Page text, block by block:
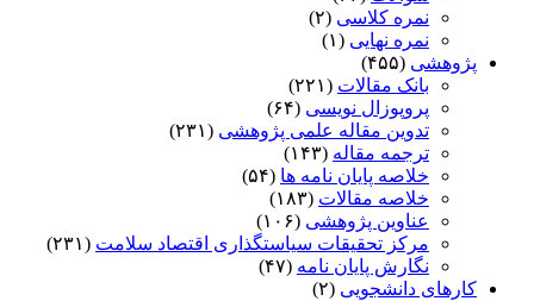
نمره کلاسی (۲)
نمره نهایی (۱)
پژوهشی (۴۵۵)
بانک مقالات (۲۲۱)
پروپوزال نویسی (۶۴)
تدوین مقاله علمی پژوهشی (۲۳۱)
ترجمه مقاله (۱۴۳)
خلاصه پایان نامه ها (۵۴)
خلاصه مقالات (۱۸۳)
عناوین پژوهشی (۱۰۶)
مرکز تحقیقات سیاستگذاری اقتصاد سلامت (۲۳۱)
نگارش پایان نامه (۴۷)
کارهای دانشجویی (۲)